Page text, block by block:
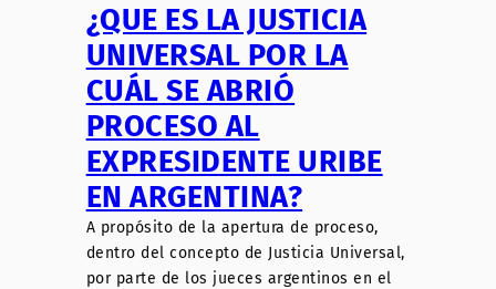
¿QUE ES LA JUSTICIA
UNIVERSAL POR LA
CUÁL SE ABRIÓ
PROCESO AL
EXPRESIDENTE URIBE
EN ARGENTINA?
A propósito de la apertura de proceso,
dentro del concepto de Justicia Universal,
por parte de los jueces argentinos en el